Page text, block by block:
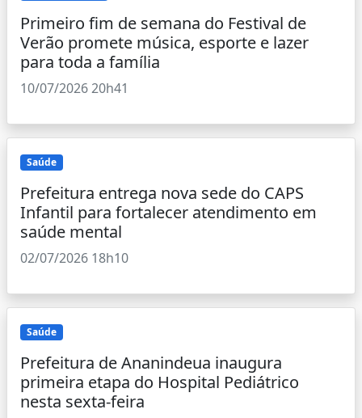
Primeiro fim de semana do Festival de
Verão promete música, esporte e lazer
para toda a família
10/07/2026 20h41
Saúde
Prefeitura entrega nova sede do CAPS
Infantil para fortalecer atendimento em
saúde mental
02/07/2026 18h10
Saúde
Prefeitura de Ananindeua inaugura
primeira etapa do Hospital Pediátrico
nesta sexta-feira